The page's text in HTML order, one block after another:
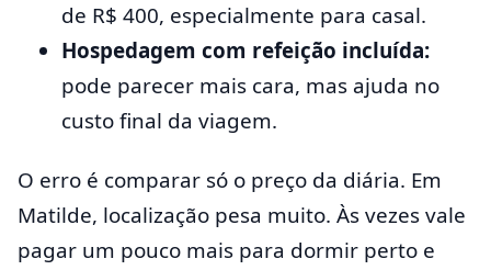
de R$ 400, especialmente para casal.
Hospedagem com refeição incluída:
pode parecer mais cara, mas ajuda no
custo final da viagem.
O erro é comparar só o preço da diária. Em
Matilde, localização pesa muito. Às vezes vale
pagar um pouco mais para dormir perto e